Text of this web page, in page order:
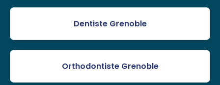
Dentiste Grenoble
Orthodontiste Grenoble